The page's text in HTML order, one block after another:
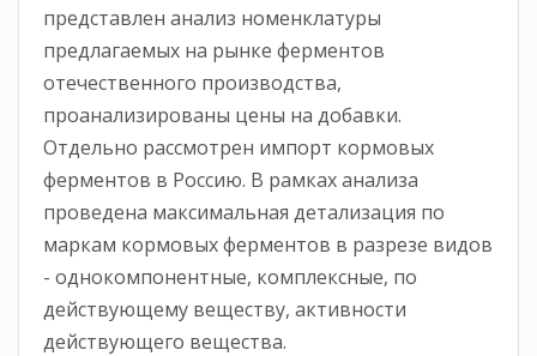
представлен анализ номенклатуры
предлагаемых на рынке ферментов
отечественного производства,
проанализированы цены на добавки.
Отдельно рассмотрен импорт кормовых
ферментов в Россию. В рамках анализа
проведена максимальная детализация по
маркам кормовых ферментов в разрезе видов
- однокомпонентные, комплексные, по
действующему веществу, активности
действующего вещества.